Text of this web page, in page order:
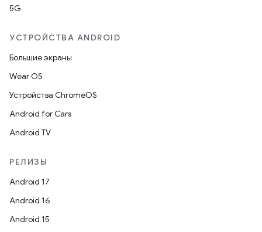
5G
УСТРОЙСТВА ANDROID
Большие экраны
Wear OS
Устройства ChromeOS
Android for Cars
Android TV
РЕЛИЗЫ
Android 17
Android 16
Android 15